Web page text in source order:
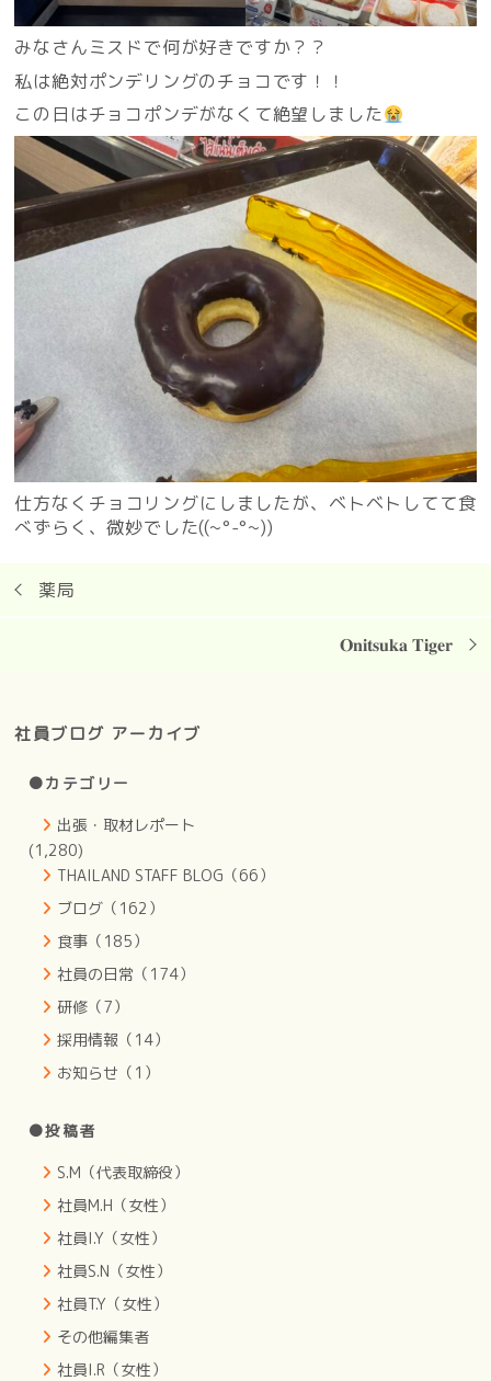
みなさんミスドで何が好きですか？？
私は絶対ポンデリングのチョコです！！
この日はチョコポンデがなくて絶望しました
仕方なくチョコリングにしましたが、ベトベトしてて食
べずらく、微妙でした((~°-°~))
薬局
𝐎𝐧𝐢𝐭𝐬𝐮𝐤𝐚 𝐓𝐢𝐠𝐞𝐫
社員ブログ アーカイブ
●カテゴリー
出張・取材レポート
(1,280)
THAILAND STAFF BLOG（66）
ブログ（162）
食事（185）
社員の日常（174）
研修（7）
採用情報（14）
お知らせ（1）
●投稿者
S.M（代表取締役）
社員M.H（女性）
社員I.Y（女性）
社員S.N（女性）
社員T.Y（女性）
その他編集者
社員I.R（女性）